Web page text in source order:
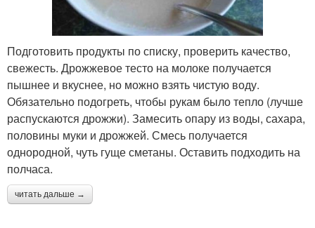
Подготовить продукты по списку, проверить качество,
свежесть. Дрожжевое тесто на молоке получается
пышнее и вкуснее, но можно взять чистую воду.
Обязательно подогреть, чтобы рукам было тепло (лучше
распускаются дрожжи). Замесить опару из воды, сахара,
половины муки и дрожжей. Смесь получается
однородной, чуть гуще сметаны. Оставить подходить на
полчаса.
читать дальше →